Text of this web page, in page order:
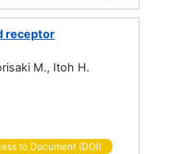
receptor
M., Itoh H.
to Document (DOI)